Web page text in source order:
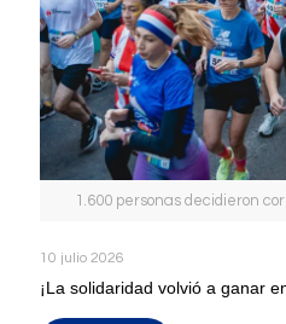
1.600 personas decidieron
10 julio 2026
¡La solidaridad volvió a ganar